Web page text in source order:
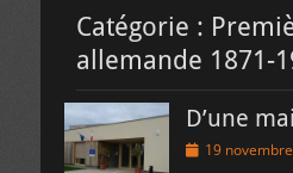
Catégorie :
allemande 1871-
D’une
Posted
19